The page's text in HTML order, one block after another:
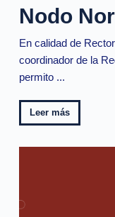
Nodo
En calidad de
coordinador de la
permito ...
Leer más